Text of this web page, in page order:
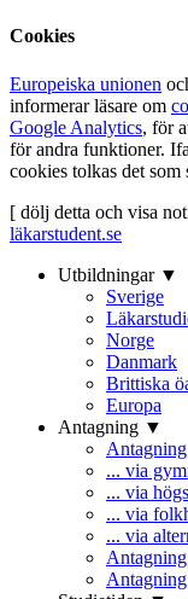
Cookies
Europeiska unionen
informerar läsare om
Google Analytics, för
för andra funktioner.
cookies tolkas det som
[ dölj detta och visa
läkarstudent.se
Utbildningar ▼
Sverige
Norge
Danmark
Brittiska
Europa
Antagning ▼
... via
... via
... via
... via